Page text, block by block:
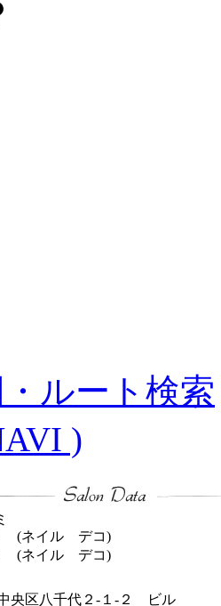
ルート検索
)
(ネイル デコ)
(ネイル デコ)
央区八千代２-１-２ ビル